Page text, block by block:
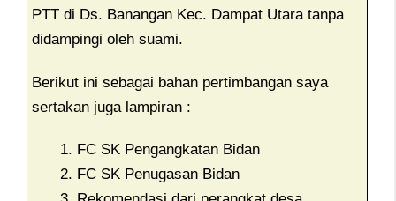
PTT di Ds. Banangan Kec. Dampat Utara tanpa
didampingi oleh suami.
Berikut ini sebagai bahan pertimbangan saya
sertakan juga lampiran :
FC SK Pengangkatan Bidan
FC SK Penugasan Bidan